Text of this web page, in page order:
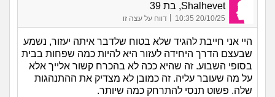
Shalhevet, בת 39
20/10/25 10:35 דווח על עצה זו
היי אני חייבת להגיד שלא בטוח שלדבר איתה יעזור, נשמע
שבעצם הדרך היחידה לעזור היא להיות כמה שפחות בבית
בסופי השבוע. זה שהיא ככה לא בהכרח קשור אלייך אלא
על מה שעובר עליה. זה כמובן לא מצדיק את ההתנהגות
שלה. פשוט תנסי להתרחק כמה שיותר.